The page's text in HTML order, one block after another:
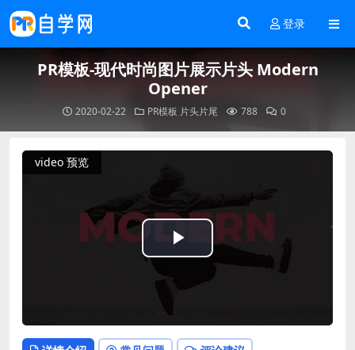
登录
PR模板-现代时尚图片展示片头 Modern
Opener
2020-02-22 PR模板 片头片尾 788 0
video 预览
Play
Video